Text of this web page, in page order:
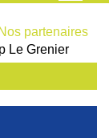
Nos partenaires
Le Grenier